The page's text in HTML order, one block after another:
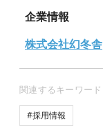
企業情報
株式会社幻冬舎
関連するキーワード
#採用情報